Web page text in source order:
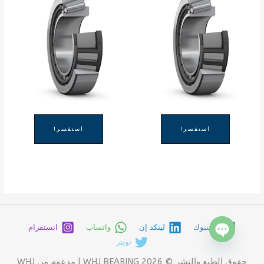
استفسر! استفسر!
فيسبوك لينكد إن واتساب
انستقرام
تويتر
دردشة